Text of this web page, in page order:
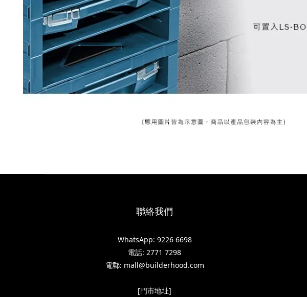
聯絡我們
WhatsApp: 9226 6698
電話: 2771 7298
電郵: mall@builderhood.com
[門市地址]